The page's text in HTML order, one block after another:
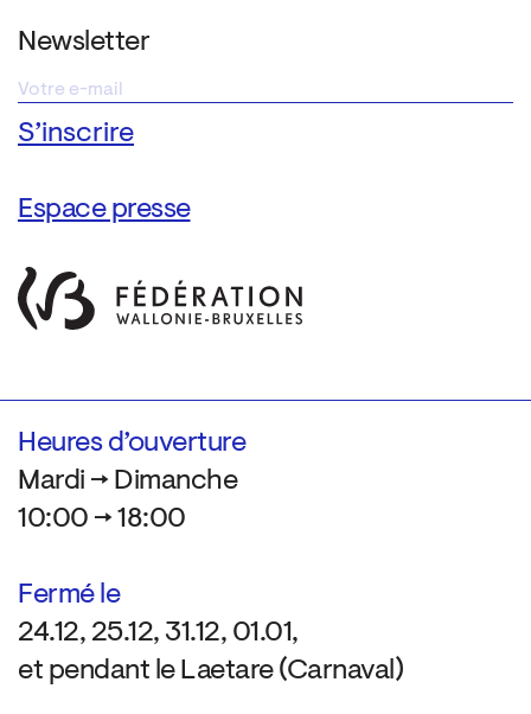
Newsletter
Espace presse
Heures d’ouverture
Mardi → Dimanche
10:00 → 18:00
Fermé le
24.12, 25.12, 31.12, 01.01,
et pendant le Laetare (Carnaval)